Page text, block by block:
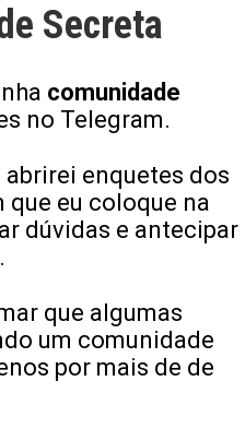
Secreta
comunidade
no Telegram.
enquetes dos
que eu coloque na
dúvidas e antecipar
que algumas
um comunidade
por mais de de